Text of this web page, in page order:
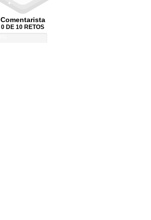
Comentarista
0 DE 10 RETOS